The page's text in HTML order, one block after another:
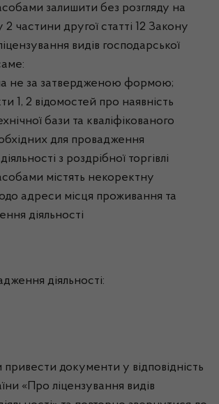
залишити без розгляду на
2 частини другої статті 12 Закону
видів господарської
не за затвердженою формою;
1, 2 відомостей про наявність
бази та кваліфікованого
для провадження
з роздрібної торгівлі
містять некоректну
адреси місця проживання та
діяльності
діяльності:
документи у відповідність
«Про ліцензування видів